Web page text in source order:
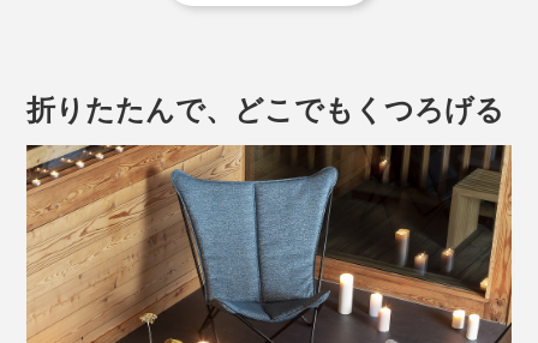
熱烈なファンを生んだ『Lafuma』。
る折りたたみ式「SPHINXアームチェア」は、くつろぎ
の質が違います。
本を読む、スマホを操作する際に、ちょうど肘を掛けら
れる背もたれの広さ。左右どちらかへ身を傾ければ頭ま
でラクに預けられる包容力。
美しい見た目と触り心地だけでなく、屋外使用にも耐え
うる機能性を兼ね備えています。
折りたたんで、どこでもくつろげる